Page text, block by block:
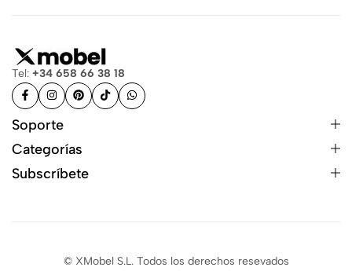
Tel: +34 658 66 38 18
Soporte
Categorías
Subscríbete
© XMobel S.L. Todos los derechos resevados